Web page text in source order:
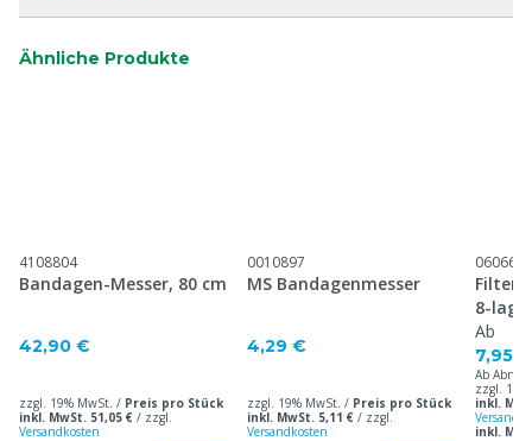
Ähnliche Produkte
4108804
Bandagen-Messer, 80 cm
42,90 €
zzgl. 19% MwSt. / Preis pro Stück
inkl. MwSt. 51,05 € / zzgl.
Versandkosten
0010897
MS Bandagenmesser
4,29 €
zzgl. 19% MwSt. / Preis pro Stück
inkl. MwSt. 5,11 € / zzgl.
Versandkosten
0606645
8-
Ab
7,95 €
Ab
zzgl.
inkl.
inkl.